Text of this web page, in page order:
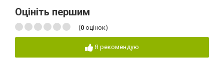
Оцініть першим
(0 оцінок)
Я рекомендую